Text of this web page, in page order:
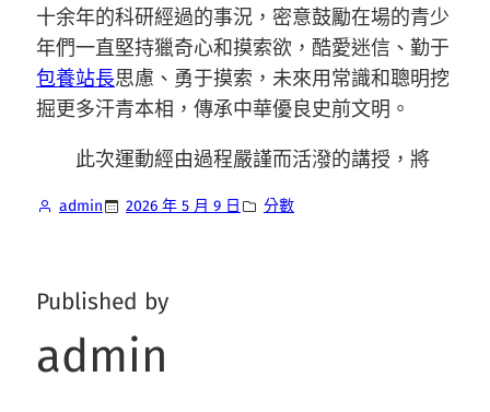
十余年的科研經過的事況，密意鼓勵在場的青少
年們一直堅持獵奇心和摸索欲，酷愛迷信、勤于
包養站長思慮、勇于摸索，未來用常識和聰明挖
掘更多汗青本相，傳承中華優良史前文明。
此次運動經由過程嚴謹而活潑的講授，將
admin 2026 年 5 月 9 日 分數
Published by
admin